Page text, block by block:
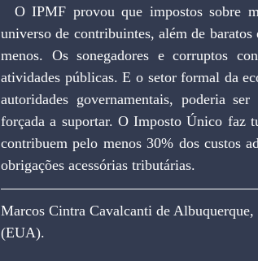
universo de contribuintes, além de
menos. Os sonegadores e corruptos
atividades públicas. E o setor formal da
autoridades governamentais, poderia
forçada a suportar. O Imposto Único faz
contribuem pelo menos 30% dos custos
obrigações acessórias tributárias.
Marcos Cintra Cavalcanti de
(EUA).